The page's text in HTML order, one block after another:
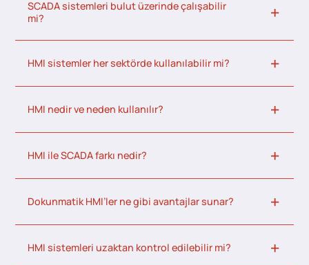
SCADA sistemleri bulut üzerinde çalışabilir
mi?
HMI sistemler her sektörde kullanılabilir mi?
HMI nedir ve neden kullanılır?
HMI ile SCADA farkı nedir?
Dokunmatik HMI’ler ne gibi avantajlar sunar?
HMI sistemleri uzaktan kontrol edilebilir mi?